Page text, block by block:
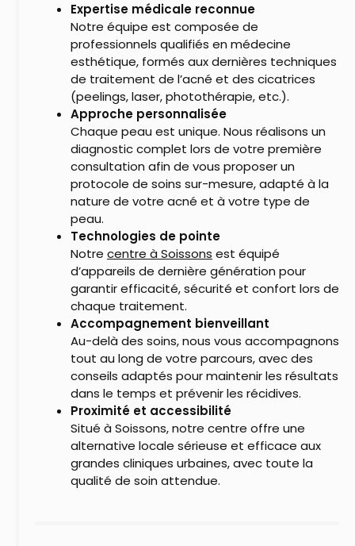
Expertise médicale reconnue
Notre équipe est composée de
professionnels qualifiés en médecine
esthétique, formés aux dernières techniques
de traitement de l’acné et des cicatrices
(peelings, laser, photothérapie, etc.).
Approche personnalisée
Chaque peau est unique. Nous réalisons un
diagnostic complet lors de votre première
consultation afin de vous proposer un
protocole de soins sur-mesure, adapté à la
nature de votre acné et à votre type de
peau.
Technologies de pointe
Notre centre à Soissons est équipé
d’appareils de dernière génération pour
garantir efficacité, sécurité et confort lors de
chaque traitement.
Accompagnement bienveillant
Au-delà des soins, nous vous accompagnons
tout au long de votre parcours, avec des
conseils adaptés pour maintenir les résultats
dans le temps et prévenir les récidives.
Proximité et accessibilité
Situé à Soissons, notre centre offre une
alternative locale sérieuse et efficace aux
grandes cliniques urbaines, avec toute la
qualité de soin attendue.